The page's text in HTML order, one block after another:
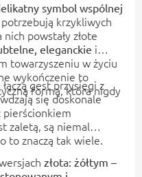
symbol wspólnej
krzykliwych
powstały złote
eleganckie i
towarzyszeniu w życiu
wykończenie to
formą, która nigdy
gest przysięgi z
się doskonale
pierścionkiem
zaletą, są niemal
to znaczą tak wiele.
złota: żółtym –